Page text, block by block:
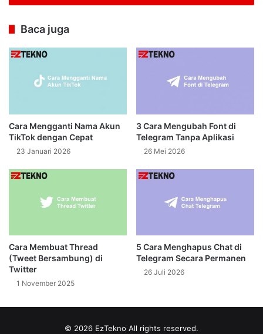
Baca juga
Cara Mengganti Nama Akun
TikTok dengan Cepat
23 Januari 2026
3 Cara Mengubah Font di
Telegram Tanpa Aplikasi
26 Mei 2026
Cara Membuat Thread
(Tweet Bersambung) di
Twitter
1 November 2025
5 Cara Menghapus Chat di
Telegram Secara Permanen
26 Juli 2026
© 2026 EzTekno All rights reserved.